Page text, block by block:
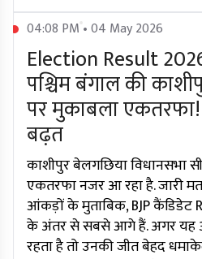
04:08 PM • 04 May 2026
Election Result
पश्चिम बंगाल की
पर मुकाबला एकतरफा!
बढ़त
काशीपुर बेलगछिया विधानसभा
एकतरफा नजर आ रहा है. जारी
आंकड़ों के मुताबिक, BJP कैंडिडेट
के अंतर से सबसे आगे हैं. अगर यह
रहता है तो उनकी जीत बेहद